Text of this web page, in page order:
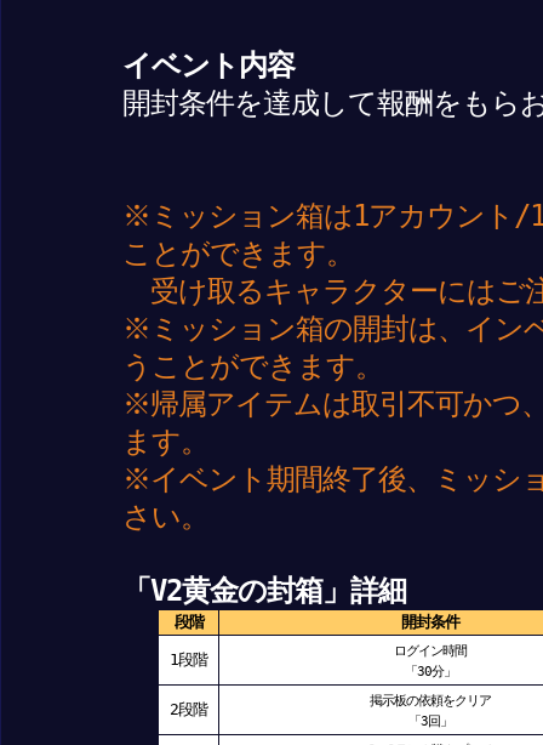
イベント内容
開封条件を達成して報酬をもら
※ミッション箱は1アカウント/
ことができます。
受け取るキャラクターにはご
※ミッション箱の開封は、イン
うことができます。
※帰属アイテムは取引不可かつ
ます。
※イベント期間終了後、ミッシ
さい。
「V2黄金の封箱」詳細
段階 開封条件
1段階
ログイン時間
「30分」
2段階
掲示板の依頼をクリア
「3回」